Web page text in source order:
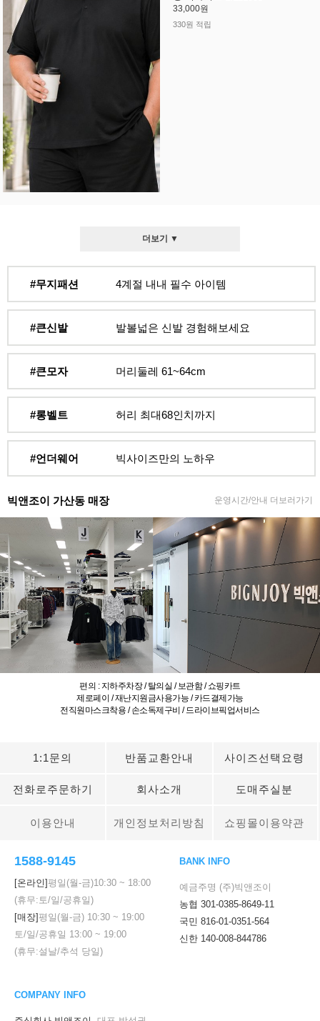
33,000원
330원 적립
더보기 ▼
#무지패션 4계절 내내 필수 아이템
#큰신발 발볼넓은 신발 경험해보세요
#큰모자 머리둘레 61~64cm
#롱벨트 허리 최대68인치까지
#언더웨어 빅사이즈만의 노하우
빅앤조이 가산동 매장 운영시간/안내 더보러가기
편의 : 지하주차장 / 탈의실 / 보관함 / 쇼핑카트
제로페이 / 재난지원금사용가능 / 카드결제가능
전직원마스크착용 / 손소독제구비 / 드라이브픽업서비스
1:1문의 반품교환안내 사이즈선택요령
전화로주문하기 회사소개 도매주실분
이용안내 개인정보처리방침 쇼핑몰이용약관
1588-9145
[온라인]평일(월-금)10:30 ~ 18:00
(휴무:토/일/공휴일)
[매장]평일(월-금) 10:30 ~ 19:00
토/일/공휴일 13:00 ~ 19:00
(휴무:설날/추석 당일)
BANK INFO
예금주명 (주)빅앤조이
농협 301-0385-8649-11
국민 816-01-0351-564
신한 140-008-844786
COMPANY INFO